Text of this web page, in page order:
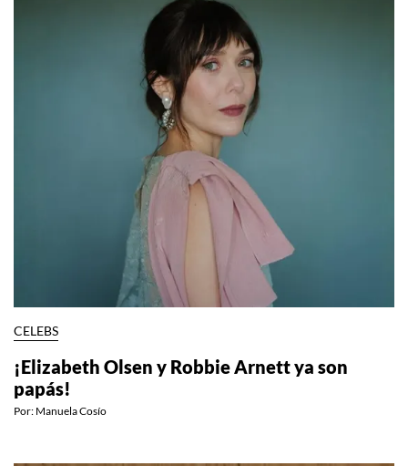
CELEBS
¡Elizabeth Olsen y Robbie Arnett ya son
papás!
Por: Manuela Cosío